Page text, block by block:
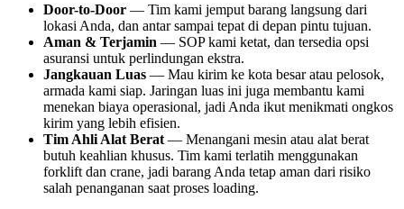
Door-to-Door — Tim kami jemput barang langsung dari
lokasi Anda, dan antar sampai tepat di depan pintu tujuan.
Aman & Terjamin — SOP kami ketat, dan tersedia opsi
asuransi untuk perlindungan ekstra.
Jangkauan Luas — Mau kirim ke kota besar atau pelosok,
armada kami siap. Jaringan luas ini juga membantu kami
menekan biaya operasional, jadi Anda ikut menikmati ongkos
kirim yang lebih efisien.
Tim Ahli Alat Berat — Menangani mesin atau alat berat
butuh keahlian khusus. Tim kami terlatih menggunakan
forklift dan crane, jadi barang Anda tetap aman dari risiko
salah penanganan saat proses loading.